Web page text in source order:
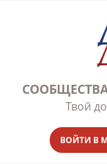
Твой
ВОЙТИ В